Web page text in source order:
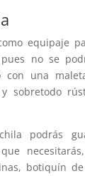
equipaje
no se
con una
sobretodo
podrás
botiquín